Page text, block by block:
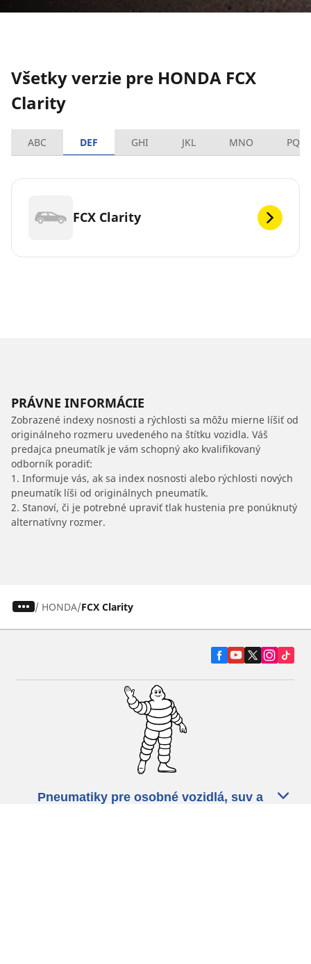
Všetky verzie pre HONDA FCX
Clarity
ABC DEF GHI JKL MNO PQRS
FCX Clarity
PRÁVNE INFORMÁCIE
Zobrazené indexy nosnosti a rýchlosti sa môžu mierne líšiť od
originálneho rozmeru uvedeného na štítku vozidla. Váš
predajca pneumatík je vám schopný ako kvalifikovaný
odborník poradiť:
1. Informuje vás, ak sa index nosnosti alebo rýchlosti nových
pneumatík líši od originálnych pneumatík.
2. Stanoví, či je potrebné upraviť tlak hustenia pre ponúknutý
alternatívny rozmer.
/ HONDA FCX Clarity
Pneumatiky pre osobné vozidlá, suv a